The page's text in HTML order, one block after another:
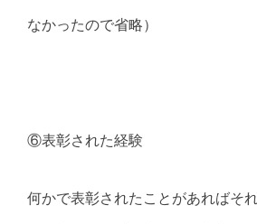
なかったので省略）
⑥表彰された経験
何かで表彰されたことがあればそ